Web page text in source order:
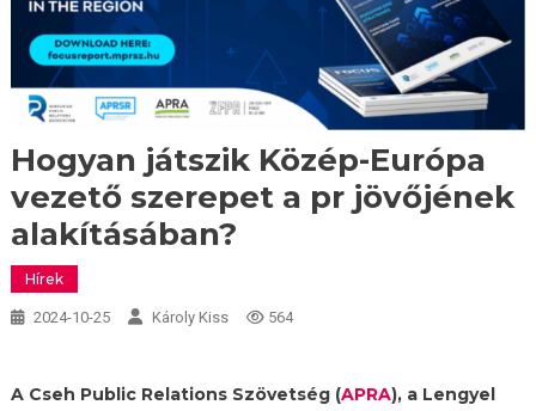
Hogyan játszik Közép-Európa
vezető szerepet a pr jövőjének
alakításában?
Hírek
2024-10-25 Károly Kiss 564
A Cseh Public Relations Szövetség (APRA), a Lengyel